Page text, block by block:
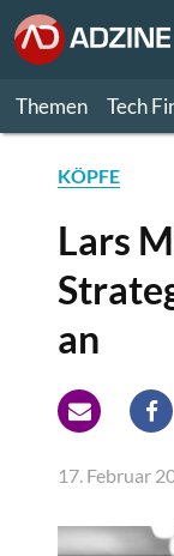
Themen Tech
KÖPFE
Lars
an
17. Februar